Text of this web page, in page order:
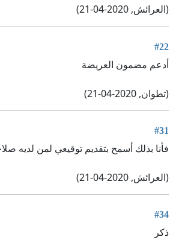
(العرائش, 2020-04-21)
#22
أدعم مضمون العريضة
(تطوان, 2020-04-21)
#31
فأنا بذلك أسمح بتقديم توقيعي لمن لديه
(العرائش, 2020-04-21)
#34
ذكر